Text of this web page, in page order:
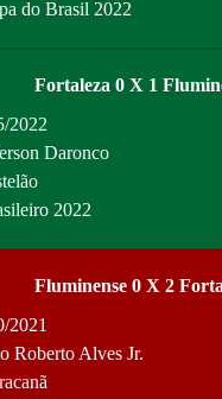
do Brasil 2022
Fortaleza 0 X 1
2022
Daronco
2022
Fluminense 0 X 2
2021
Roberto Alves Jr.